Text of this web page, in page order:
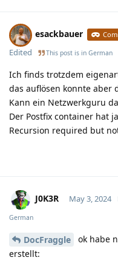
esackbauer
Edited
This post is in German
Ich finds trotzdem
das auflösen konnte aber
Kann ein Netzwerkguru
Der Postfix container hat
Recursion required but
J0K3R May 3, 2024
German
DocFraggle
ok habe
erstellt: